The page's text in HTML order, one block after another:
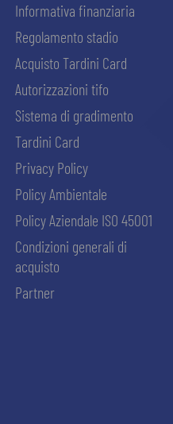
Informativa finanziaria
Regolamento stadio
Acquisto Tardini Card
Autorizzazioni tifo
Sistema di gradimento
Tardini Card
Privacy Policy
Policy Ambientale
Policy Aziendale ISO 45001
Condizioni generali di
acquisto
Partner